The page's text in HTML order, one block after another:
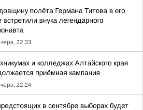
полёта Германа Титова в его
встретили внука легендарного
22:33
и колледжах Алтайского края
приёмная кампания
22:24
в сентябре выборах будет